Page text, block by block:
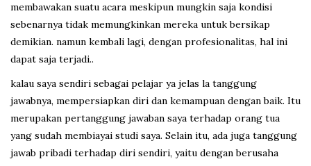
membawakan suatu acara meskipun mungkin saja kondisi
sebenarnya tidak memungkinkan mereka untuk bersikap
demikian. namun kembali lagi, dengan profesionalitas, hal ini
dapat saja terjadi..
kalau saya sendiri sebagai pelajar ya jelas la tanggung
jawabnya, mempersiapkan diri dan kemampuan dengan baik. Itu
merupakan pertanggung jawaban saya terhadap orang tua
yang sudah membiayai studi saya. Selain itu, ada juga tanggung
jawab pribadi terhadap diri sendiri, yaitu dengan berusaha